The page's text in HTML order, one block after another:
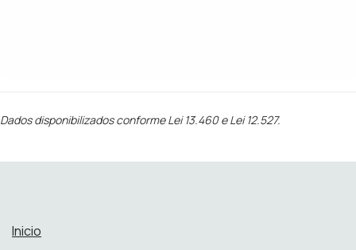
Dados disponibilizados conforme Lei 13.460 e Lei 12.527.
Inicio